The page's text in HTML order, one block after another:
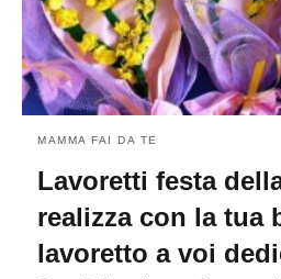
MAMMA FAI DA TE
Lavoretti festa
realizza con la tua
lavoretto a voi